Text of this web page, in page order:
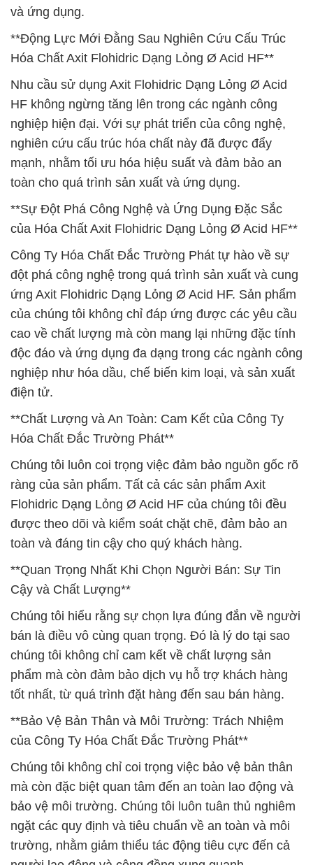
và ứng dụng.
**Động Lực Mới Đằng Sau Nghiên Cứu Cấu Trúc
Hóa Chất Axit Flohidric Dạng Lỏng Ø Acid HF**
Nhu cầu sử dụng Axit Flohidric Dạng Lỏng Ø Acid
HF không ngừng tăng lên trong các ngành công
nghiệp hiện đại. Với sự phát triển của công nghệ,
nghiên cứu cấu trúc hóa chất này đã được đẩy
mạnh, nhằm tối ưu hóa hiệu suất và đảm bảo an
toàn cho quá trình sản xuất và ứng dụng.
**Sự Đột Phá Công Nghệ và Ứng Dụng Đặc Sắc
của Hóa Chất Axit Flohidric Dạng Lỏng Ø Acid HF**
Công Ty Hóa Chất Đắc Trường Phát tự hào về sự
đột phá công nghệ trong quá trình sản xuất và cung
ứng Axit Flohidric Dạng Lỏng Ø Acid HF. Sản phẩm
của chúng tôi không chỉ đáp ứng được các yêu cầu
cao về chất lượng mà còn mang lại những đặc tính
độc đáo và ứng dụng đa dạng trong các ngành công
nghiệp như hóa dầu, chế biến kim loại, và sản xuất
điện tử.
**Chất Lượng và An Toàn: Cam Kết của Công Ty
Hóa Chất Đắc Trường Phát**
Chúng tôi luôn coi trọng việc đảm bảo nguồn gốc rõ
ràng của sản phẩm. Tất cả các sản phẩm Axit
Flohidric Dạng Lỏng Ø Acid HF của chúng tôi đều
được theo dõi và kiểm soát chặt chẽ, đảm bảo an
toàn và đáng tin cậy cho quý khách hàng.
**Quan Trọng Nhất Khi Chọn Người Bán: Sự Tin
Cậy và Chất Lượng**
Chúng tôi hiểu rằng sự chọn lựa đúng đắn về người
bán là điều vô cùng quan trọng. Đó là lý do tại sao
chúng tôi không chỉ cam kết về chất lượng sản
phẩm mà còn đảm bảo dịch vụ hỗ trợ khách hàng
tốt nhất, từ quá trình đặt hàng đến sau bán hàng.
**Bảo Vệ Bản Thân và Môi Trường: Trách Nhiệm
của Công Ty Hóa Chất Đắc Trường Phát**
Chúng tôi không chỉ coi trọng việc bảo vệ bản thân
mà còn đặc biệt quan tâm đến an toàn lao động và
bảo vệ môi trường. Chúng tôi luôn tuân thủ nghiêm
ngặt các quy định và tiêu chuẩn về an toàn và môi
trường, nhằm giảm thiểu tác động tiêu cực đến cả